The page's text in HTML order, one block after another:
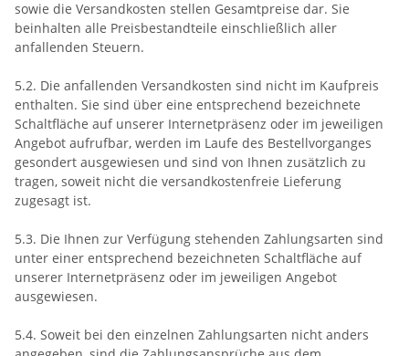
sowie die Versandkosten stellen Gesamtpreise dar. Sie
beinhalten alle Preisbestandteile einschließlich aller
anfallenden Steuern.
5.2. Die anfallenden Versandkosten sind nicht im Kaufpreis
enthalten. Sie sind über eine entsprechend bezeichnete
Schaltfläche auf unserer Internetpräsenz oder im jeweiligen
Angebot aufrufbar, werden im Laufe des Bestellvorganges
gesondert ausgewiesen und sind von Ihnen zusätzlich zu
tragen, soweit nicht die versandkostenfreie Lieferung
zugesagt ist.
5.3. Die Ihnen zur Verfügung stehenden Zahlungsarten sind
unter einer entsprechend bezeichneten Schaltfläche auf
unserer Internetpräsenz oder im jeweiligen Angebot
ausgewiesen.
5.4. Soweit bei den einzelnen Zahlungsarten nicht anders